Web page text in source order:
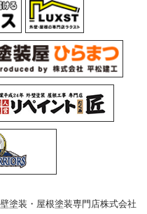
塗装・屋根塗装専門店株式会社